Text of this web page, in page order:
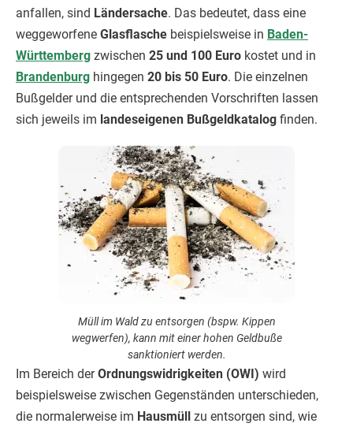
anfallen, sind Ländersache. Das bedeutet, dass eine
weggeworfene Glasflasche beispielsweise in Baden-
Württemberg zwischen 25 und 100 Euro kostet und in
Brandenburg hingegen 20 bis 50 Euro. Die einzelnen
Bußgelder und die entsprechenden Vorschriften lassen
sich jeweils im landeseigenen Bußgeldkatalog finden.
Müll im Wald zu entsorgen (bspw. Kippen
wegwerfen), kann mit einer hohen Geldbuße
sanktioniert werden.
Im Bereich derOrdnungswidrigkeiten (OWI) wird
beispielsweise zwischen Gegenständen unterschieden,
die normalerweise im Hausmüll zu entsorgen sind, wie